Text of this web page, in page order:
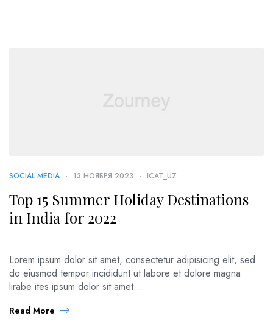
SOCIAL MEDIA 13 НОЯБРЯ 2023 ICAT_UZ
Top 15 Summer Holiday Destinations
in India for 2022
Lorem ipsum dolor sit amet, consectetur adipisicing elit, sed
do eiusmod tempor incididunt ut labore et dolore magna
lirabe ites ipsum dolor sit amet...
Read More